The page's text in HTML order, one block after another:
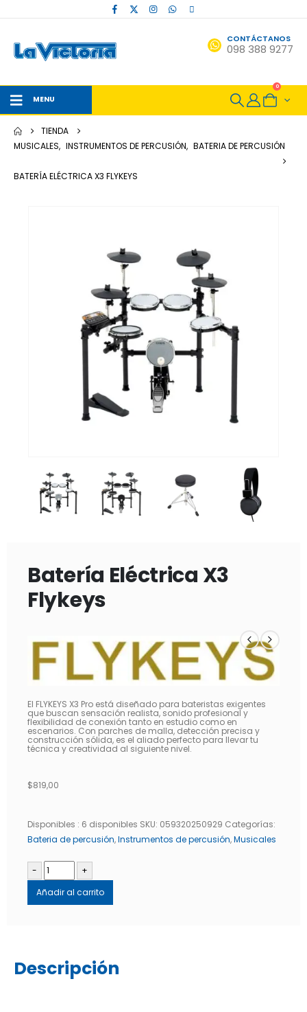
CONTÁCTANOS
098 388 9277
MENU
0
TIENDA
MUSICALES, INSTRUMENTOS DE PERCUSIÓN, BATERIA DE PERCUSIÓN
BATERÍA ELÉCTRICA X3 FLYKEYS
Batería Eléctrica X3
Flykeys
El FLYKEYS X3 Pro está diseñado para bateristas exigentes
que buscan sensación realista, sonido profesional y
flexibilidad de conexión tanto en estudio como en
escenarios. Con parches de malla, detección precisa y
construcción sólida, es el aliado perfecto para llevar tu
técnica y creatividad al siguiente nivel.
$819,00
Disponibles : 6 disponibles SKU: 059320250929 Categorías:
Bateria de percusión,Instrumentos de percusión,Musicales
-
+
Añadir al carrito
Descripción